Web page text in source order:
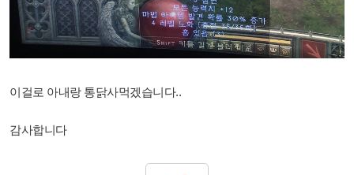
이걸로 아내랑 통닭사먹겠습니다..
감사합니다